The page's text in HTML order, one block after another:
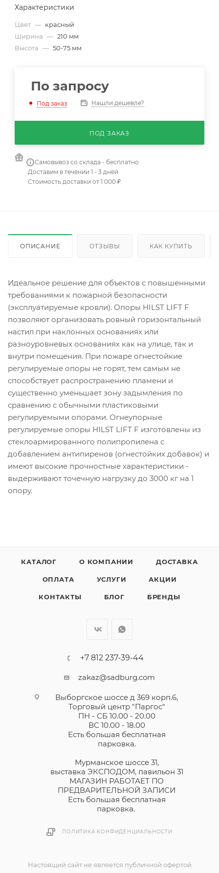
Характеристики
Цвет — красный
Ширина — 210 мм
Высота — 50-75 мм
По запросу
Под заказ Нашли дешевле?
ПОД ЗАКАЗ
Самовывоз со склада - бесплатно
Доставим в течении 1 - 3 дней
Стоимость доставки от 1 000 ₽
ОПИСАНИЕ ОТЗЫВЫ КАК КУПИТЬ
Идеальное решение для объектов с повышенными
требованиями к пожарной безопасности
(эксплуатируемые кровли). Опоры HILST LIFT F
позволяют организовать ровный горизонтальный
настил при наклонных основаниях или
разноуровневых основаниях как на улице, так и
внутри помещения. При пожаре огнестойкие
регулируемые опоры не горят, тем самым не
способствует распространению пламени и
существенно уменьшает зону задымления по
сравнению с обычными пластиковыми
регулируемыми опорами. Огнеупорные
регулируемые опоры HILST LIFT F изготовлены из
стеклоармированного полипропилена с
добавлением антипиренов (огнестойких добавок) и
имеют высокие прочностные характеристики -
выдерживают точечную нагрузку до 3000 кг на 1
опору.
КАТАЛОГ О КОМПАНИИ ДОСТАВКА
ОПЛАТА УСЛУГИ АКЦИИ
КОНТАКТЫ БЛОГ БРЕНДЫ
+7 812 237-39-44
zakaz@sadburg.com
Выборгское шоссе д 369 корп.6,
Торговый центр "Паргос"
ПН - СБ 10.00 - 20.00
ВС 10.00 - 18.00
Есть большая бесплатная
парковка.
Мурманское шоссе 31,
выставка ЭКСПОДОМ, павильон 31
МАГАЗИН РАБОТАЕТ ПО
ПРЕДВАРИТЕЛЬНОЙ ЗАПИСИ
Есть большая бесплатная
парковка.
ПОЛИТИКА КОНФИДЕНЦИАЛЬНОСТИ
Настоящий сайт не является публичной офертой